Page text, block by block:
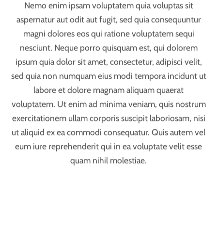
Tasty Japanese Tuna Sushi
Itaque earum rerum hic tenetur a sapiente delectus, ut
aut reiciendis voluptatibus maiores alias consequatur
aut perferendis doloribus asperiores repellat
epellendus. Ton provident, similique sunt in culpa qui
officia deserunt mollitia animi, id est laborum et
dolorum fuga. Temporibus autem quibusdam et aut
officiis debitis aut rerum necessitatibus saepe eveniet
ut et voluptates repudiandae sint et molestiae non